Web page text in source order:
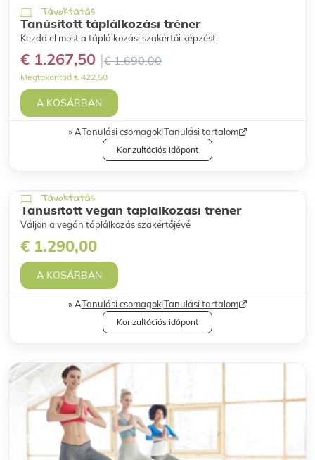
Távoktatás
Tanúsított táplálkozási tréner
Kezdd el most a táplálkozási szakértői képzést!
€ 1.267,50 € 1.690,00
Megtakarítod € 422,50
A KOSÁRBAN
ATanulási csomagok|Tanulási tartalom
Konzultációs időpont
Távoktatás
Tanúsított vegán táplálkozási tréner
Váljon a vegán táplálkozás szakértőjévé
€ 1.290,00
A KOSÁRBAN
ATanulási csomagok|Tanulási tartalom
Konzultációs időpont